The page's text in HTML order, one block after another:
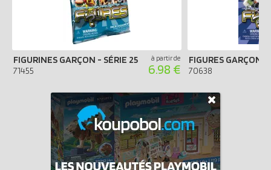
FIGURINES GARÇON - SÉRIE 25
71455
à partir de
6.98 €
FIGURES GARÇONS
70638